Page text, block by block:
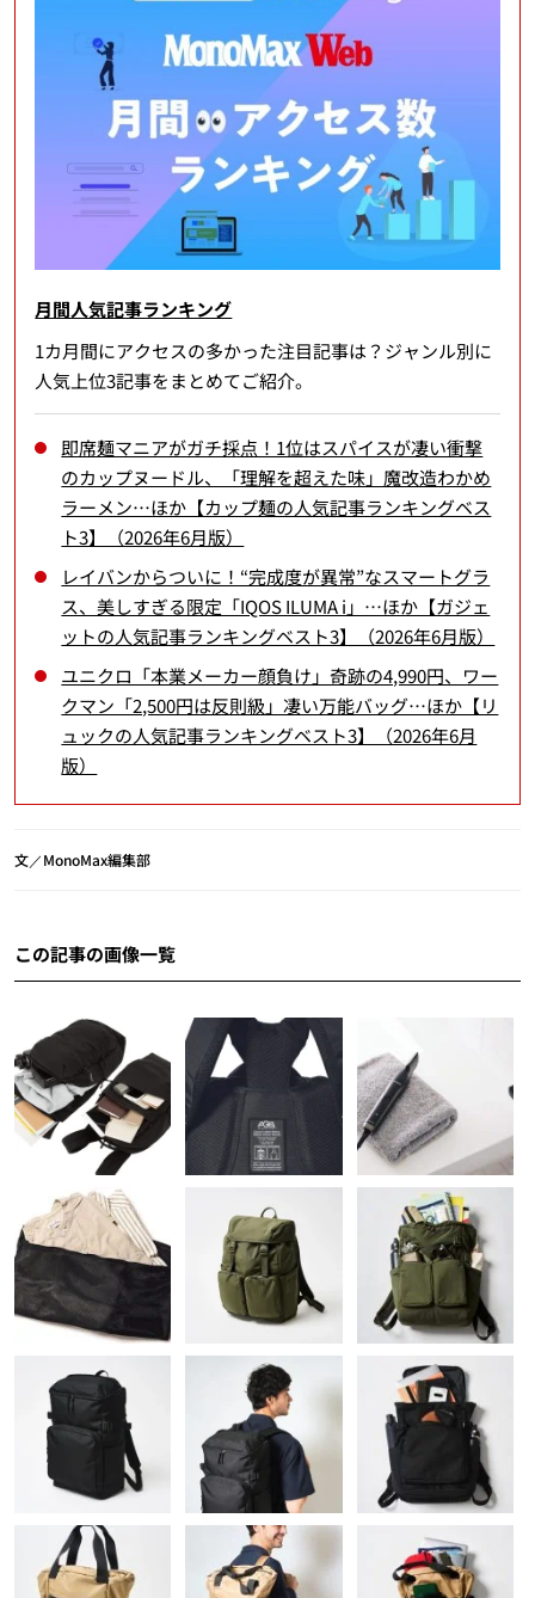
月間人気記事ランキング
1カ月間にアクセスの多かった注目記事は？ジャンル別に
人気上位3記事をまとめてご紹介。
即席麺マニアがガチ採点！1位はスパイスが凄い衝撃
のカップヌードル、「理解を超えた味」魔改造わかめ
ラーメン…ほか【カップ麺の人気記事ランキングベス
ト3】（2026年6月版）
レイバンからついに！“完成度が異常”なスマートグラ
ス、美しすぎる限定「IQOS ILUMA i」…ほか【ガジェ
ットの人気記事ランキングベスト3】（2026年6月版）
ユニクロ「本業メーカー顔負け」奇跡の4,990円、ワー
クマン「2,500円は反則級」凄い万能バッグ…ほか【リ
ュックの人気記事ランキングベスト3】（2026年6月
版）
文／MonoMax編集部
この記事の画像一覧